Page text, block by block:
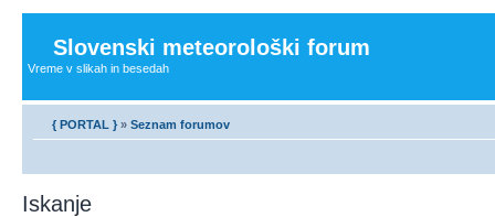
Slovenski meteorološki forum
Vreme v slikah in besedah
{ PORTAL } » Seznam forumov
Iskanje